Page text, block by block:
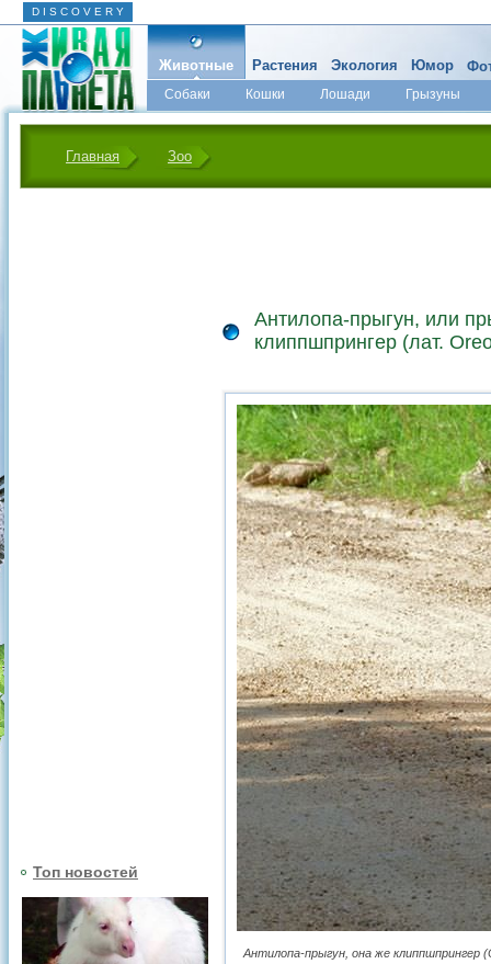
D I S C O V E R Y
Животные
Собаки Кошки Лошади
Грызуны
Микромир
Растения Экология Юмор
Главная Зоо
Топ новостей
Антилопа-прыгун, или
клиппшпрингер (лат.
Антилопа-прыгун, она же клиппшпрингер